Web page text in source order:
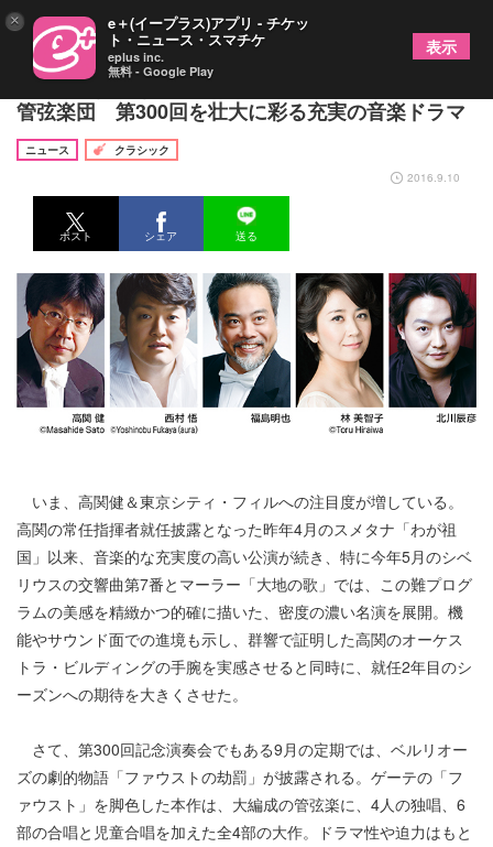
高関 健（指揮） 東京シティ・フィルハーモニック
管弦楽団 第300回を壮大に彩る充実の音楽ドラマ
ニュース
クラシック
2016.9.10
ポスト シェア 送る
いま、高関健＆東京シティ・フィルへの注目度が増している。
高関の常任指揮者就任披露となった昨年4月のスメタナ「わが祖
国」以来、音楽的な充実度の高い公演が続き、特に今年5月のシベ
リウスの交響曲第7番とマーラー「大地の歌」では、この難プログ
ラムの美感を精緻かつ的確に描いた、密度の濃い名演を展開。機
能やサウンド面での進境も示し、群響で証明した高関のオーケス
トラ・ビルディングの手腕を実感させると同時に、就任2年目のシ
ーズンへの期待を大きくさせた。
さて、第300回記念演奏会でもある9月の定期では、ベルリオー
ズの劇的物語「ファウストの劫罰」が披露される。ゲーテの「フ
ァウスト」を脚色した本作は、大編成の管弦楽に、4人の独唱、6
部の合唱と児童合唱を加えた全4部の大作。ドラマ性や迫力はもと
× e＋(イープラス)アプリ - チケッ
ト・ニュース・スマチケ
eplus inc.
無料 - Google Play
表示